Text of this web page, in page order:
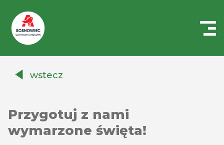
Auchanwstecz
Przygotuj z nami
wymarzone święta!